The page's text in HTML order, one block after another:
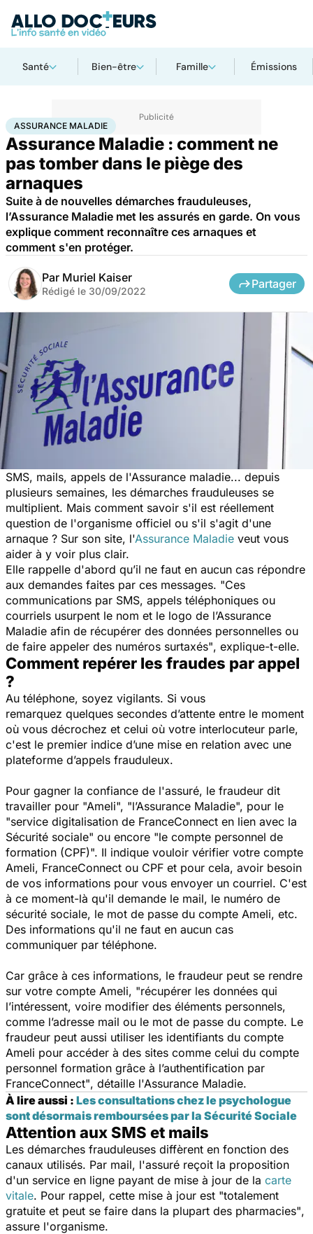
Santé Bien-être Famille Émissions
AccueilSantéAssurance maladie
ASSURANCE MALADIE
Assurance Maladie : comment ne
pas tomber dans le piège des
arnaques
Suite à de nouvelles démarches frauduleuses,
l’Assurance Maladie met les assurés en garde. On vous
explique comment reconnaître ces arnaques et
comment s'en protéger.
Par Muriel Kaiser
Rédigé le 30/09/2022
Partager
SMS, mails, appels de l'Assurance maladie... depuis
plusieurs semaines, les démarches frauduleuses se
multiplient. Mais comment savoir s'il est réellement
question de l'organisme officiel ou s'il s'agit d'une
arnaque ? Sur son site, l'Assurance Maladie veut vous
aider à y voir plus clair.
Elle rappelle d'abord qu’il ne faut en aucun cas répondre
aux demandes faites par ces messages. "Ces
communications par SMS, appels téléphoniques ou
courriels usurpent le nom et le logo de l’Assurance
Maladie afin de récupérer des données personnelles ou
de faire appeler des numéros surtaxés", explique-t-elle.
Comment repérer les fraudes par appel
?
Au téléphone, soyez vigilants. Si vous
remarquez quelques secondes d’attente entre le moment
où vous décrochez et celui où votre interlocuteur parle,
c'est le premier indice d’une mise en relation avec une
plateforme d’appels frauduleux.
Pour gagner la confiance de l'assuré, le fraudeur dit
travailler pour "Ameli", "l’Assurance Maladie", pour le
"service digitalisation de FranceConnect en lien avec la
Sécurité sociale" ou encore "le compte personnel de
formation (CPF)". Il indique vouloir vérifier votre compte
Ameli, FranceConnect ou CPF et pour cela, avoir besoin
de vos informations pour vous envoyer un courriel. C'est
à ce moment-là qu'il demande le mail, le numéro de
sécurité sociale, le mot de passe du compte Ameli, etc.
Des informations qu'il ne faut en aucun cas
communiquer par téléphone.
Car grâce à ces informations, le fraudeur peut se rendre
sur votre compte Ameli, "récupérer les données qui
l’intéressent, voire modifier des éléments personnels,
comme l’adresse mail ou le mot de passe du compte. Le
fraudeur peut aussi utiliser les identifiants du compte
Ameli pour accéder à des sites comme celui du compte
personnel formation grâce à l’authentification par
FranceConnect", détaille l'Assurance Maladie.
À lire aussi : Les consultations chez le psychologue
sont désormais remboursées par la Sécurité Sociale
Attention aux SMS et mails
Les démarches frauduleuses diffèrent en fonction des
canaux utilisés. Par mail, l'assuré reçoit la proposition
d'un service en ligne payant de mise à jour de la carte
vitale. Pour rappel, cette mise à jour est "totalement
gratuite et peut se faire dans la plupart des pharmacies",
assure l'organisme.